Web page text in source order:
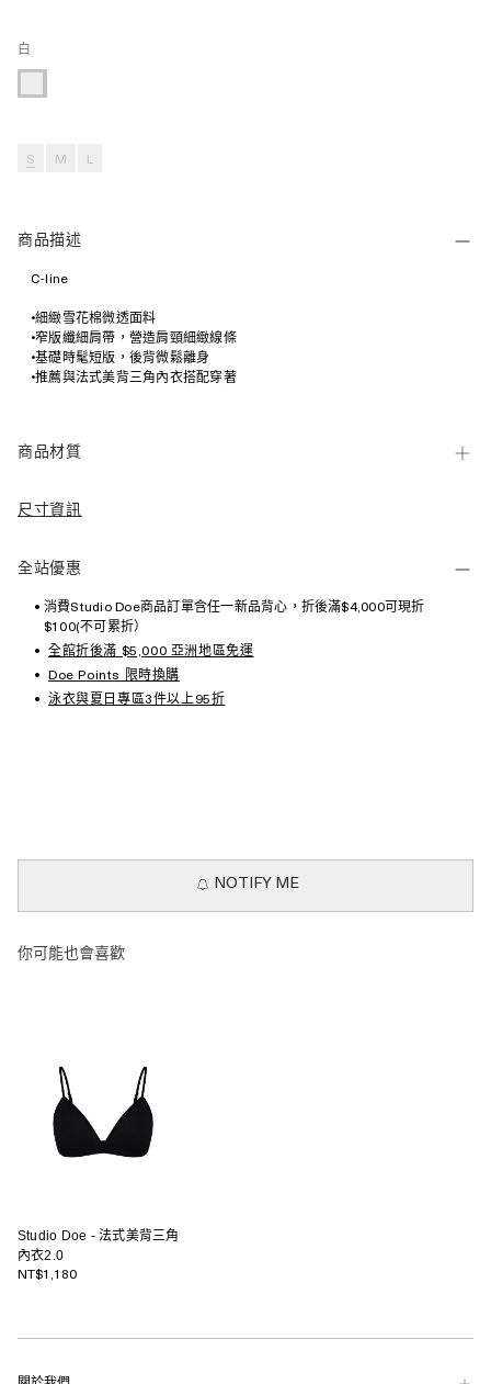
白
S M L
商品描述
C-line
•細緻雪花棉微透面料
•窄版纖細肩帶，營造肩頸細緻線條
•基礎時髦短版，後背微鬆離身
•推薦與法式美背三角內衣搭配穿著
商品材質
尺寸資訊
全站優惠
消費Studio Doe商品訂單含任一新品背心，折後滿$4,000可現折
$100(不可累折）
全館折後滿 $5,000 亞洲地區免運
Doe Points 限時換購
泳衣與夏日專區3件以上95折
NOTIFY ME
你可能也會喜歡
Studio Doe - 法式美背三角
內衣2.0
NT$1,180